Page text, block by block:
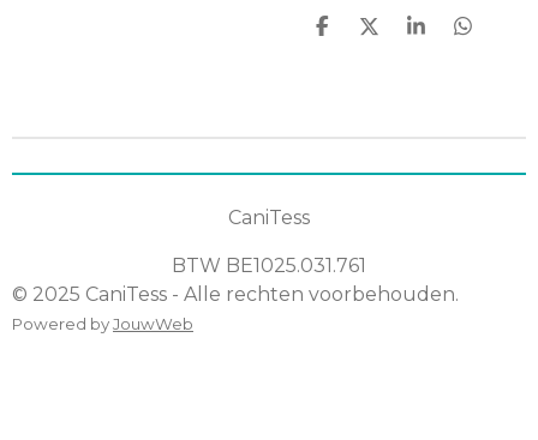
D
D
S
D
CaniTess
BTW BE1025.031.761
© 2025 CaniTess - Alle rechten voorbehouden.
Powered byJouwWeb